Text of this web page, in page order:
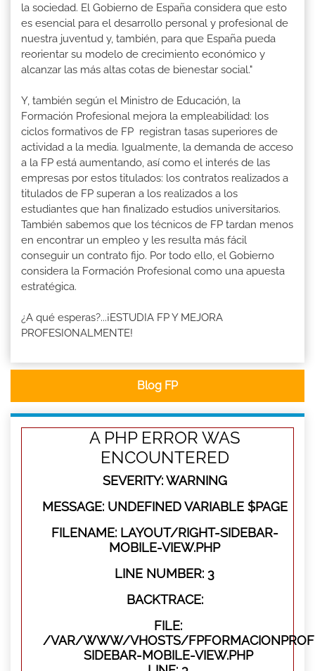
la sociedad. El Gobierno de España considera que esto
es esencial para el desarrollo personal y profesional de
nuestra juventud y, también, para que España pueda
reorientar su modelo de crecimiento económico y
alcanzar las más altas cotas de bienestar social."
Y, también según el Ministro de Educación, la
Formación Profesional mejora la empleabilidad: los
ciclos formativos de FP registran tasas superiores de
actividad a la media. Igualmente, la demanda de acceso
a la FP está aumentando, así como el interés de las
empresas por estos titulados: los contratos realizados a
titulados de FP superan a los realizados a los
estudiantes que han finalizado estudios universitarios.
También sabemos que los técnicos de FP tardan menos
en encontrar un empleo y les resulta más fácil
conseguir un contrato fijo. Por todo ello, el Gobierno
considera la Formación Profesional como una apuesta
estratégica.
¿A qué esperas?...¡ESTUDIA FP Y MEJORA
PROFESIONALMENTE!
Blog FP
A PHP ERROR WAS
ENCOUNTERED
SEVERITY: WARNING
MESSAGE: UNDEFINED VARIABLE $PAGE
FILENAME: LAYOUT/RIGHT-SIDEBAR-
MOBILE-VIEW.PHP
LINE NUMBER: 3
BACKTRACE:
FILE:
/VAR/WWW/VHOSTS/
SIDEBAR-MOBILE-VIEW.PHP